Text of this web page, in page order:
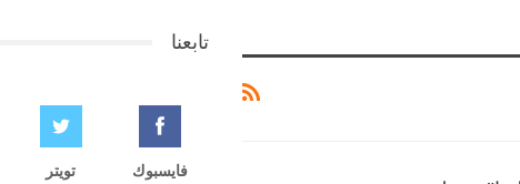
تابعنا
فايسبوك تويتر